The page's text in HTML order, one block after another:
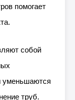
помогает
собой
уменьшаются
труб.